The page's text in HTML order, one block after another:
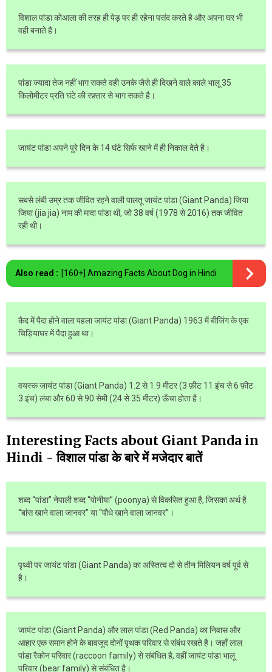
विशाल पांडा कोआला की तरह ही पेड़ पर ही रहेना पसंद करते है और अपना घर भी
वही बनाते है।
पांडा ज्यादा तेज नहीं भाग सकते वही उनके जैसे ही दिखने वाले काले भालू 35
किलोमीटर प्रति घंटे की रफ़्तार से भाग सकते है।
जायंट पांडा अपने पुरे दिन के 14 घंटे सिर्फ खाने में ही निकाल देते है।
सबसे लंबी उम्र तक जीवित रहने वाली पालतू जायंट पांडा (Giant Panda) जिया
जिया (jia jia) नाम की मादा पांडा थी, जो 38 वर्ष (1978 से 2016) तक जीवित
रही थी।
Also read : [160+] Amazing Facts About Dog in Hindi
कैद में पैदा होने वाला पहला जायंट पांडा (Giant Panda) 1963 में बीजिंग के एक
चिड़ियाघर में पैदा हुआ था।
वयस्क जायंट पांडा (Giant Panda) 1.2 से 1.9 मीटर (3 फ़ीट 11 इंच से 6 फ़ीट
3 इंच) लंबा और 60 से 90 सेमी (24 से 35 मीटर) ऊँचा होता है।
Interesting Facts about Giant Panda in
Hindi - विशाल पांडा के बारे में मजेदार बातें
शब्द “पांडा” नेपाली शब्द “पोनीया” (poonya) से विकसित हुआ है, जिसका अर्थ है
“बांस खाने वाला जानवर” या “पौधे खाने वाला जानवर”।
पृथ्वी पर जायंट पांडा (Giant Panda) का अस्तित्व दो से तीन मिलियन वर्ष पूर्व से
है।
जायंट पांडा (Giant Panda) और लाल पांडा (Red Panda) का निवास और
आहार एक समान होने के बावजूद दोनों पृथक परिवार से संबंध रखते है। जहाँ लाल
पांडा रैकोन परिवार (raccoon family) से संबंधित है, वहीं जायंट पांडा भालू
परिवार (bear family) से संबंधित है।